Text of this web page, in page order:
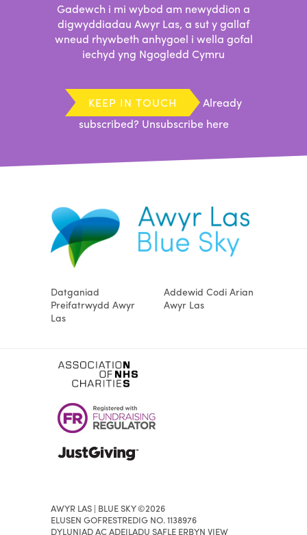
Gadewch i mi wybod am newyddion a
digwyddiadau Awyr Las, a sut y gallaf
wneud rhywbeth anhygoel i wella gofal
iechyd yng Ngogledd Cymru
KEEP IN TOUCH
Already
subscribed? Unsubscribe here
Datganiad
Preifatrwydd Awyr
Las
Addewid Codi Arian
Awyr Las
AWYR LAS | BLUE SKY ©2026
ELUSEN GOFRESTREDIG NO. 1138976
DYLUNIAD AC ADEILADU SAFLE ERBYN VIEW